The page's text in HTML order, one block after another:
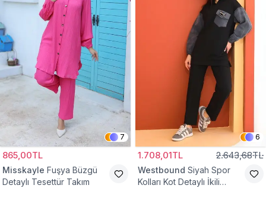
7
865,00TL
Misskayle Fuşya Büzgü
Detaylı Tesettür Takım
6
1.708,01TL 2.643,68TL
Westbound Siyah Spor
Kolları Kot Detaylı İkili